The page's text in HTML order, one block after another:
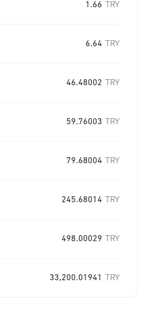
1.66 TRY
6.64 TRY
46.48002 TRY
59.76003 TRY
79.68004 TRY
245.68014 TRY
498.00029 TRY
33,200.01941 TRY